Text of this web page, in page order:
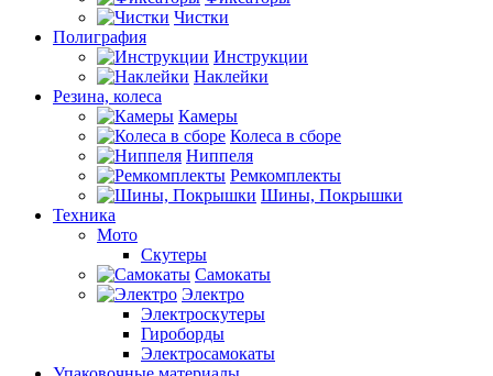
Чистки
Полиграфия
Инструкции
Наклейки
Резина, колеса
Камеры
Колеса в сборе
Ниппеля
Ремкомплекты
Шины, Покрышки
Техника
Мото
Скутеры
Самокаты
Электро
Электроскутеры
Гироборды
Электросамокаты